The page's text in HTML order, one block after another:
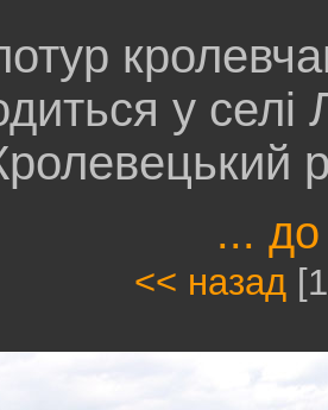
у
... до
<< назад